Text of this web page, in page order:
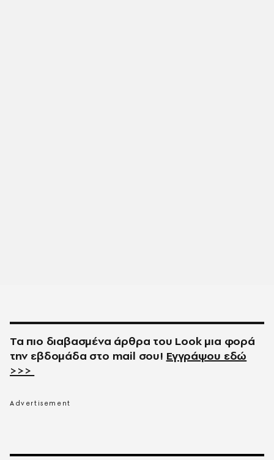
Τα πιο διαβασμένα άρθρα του Look μια φορά
την εβδομάδα στο mail σου! Εγγράψου εδώ
>>>